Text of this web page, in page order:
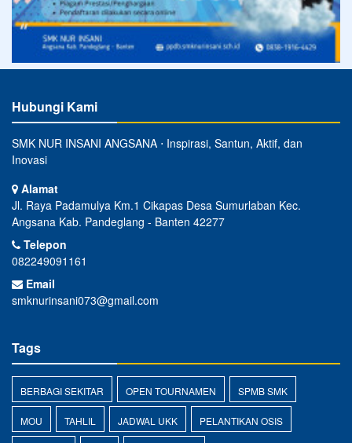
Hubungi Kami
SMK NUR INSANI ANGSANA ⋅ Inspirasi, Santun, Aktif, dan
Inovasi
Alamat
Jl. Raya Padamulya Km.1 Cikapas Desa Sumurlaban Kec.
Angsana Kab. Pandeglang - Banten 42277
Telepon
082249091161
Email
smknurinsani073@gmail.com
Tags
BERBAGI SEKITAR OPEN TOURNAMEN SPMB SMK
MOU TAHLIL JADWAL UKK PELANTIKAN OSIS